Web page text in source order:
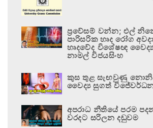
ප්‍රවේසම් වන්න; එල්
පාරිසරික හෘද රෝග
හෘදවේද විශේෂඥ
නාමල් විජයසිංහ
කුස තුළ සැඟවුණු
වෛද්‍ය සුගත්
අපරාධ නීතියේ පරම
වරදට සරිලන දඬුවම